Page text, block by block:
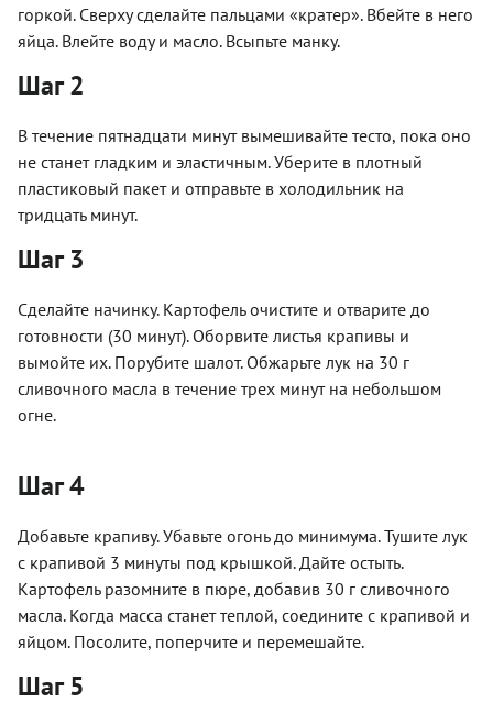
горкой. Сверху сделайте пальцами «кратер». Вбейте в него
яйца. Влейте воду и масло. Всыпьте манку.
Шаг 2
В течение пятнадцати минут вымешивайте тесто, пока оно
не станет гладким и эластичным. Уберите в плотный
пластиковый пакет и отправьте в холодильник на
тридцать минут.
Шаг 3
Сделайте начинку. Картофель очистите и отварите до
готовности (30 минут). Оборвите листья крапивы и
вымойте их. Порубите шалот. Обжарьте лук на 30 г
сливочного масла в течение трех минут на небольшом
огне.
Шаг 4
Добавьте крапиву. Убавьте огонь до минимума. Тушите лук
с крапивой 3 минуты под крышкой. Дайте остыть.
Картофель разомните в пюре, добавив 30 г сливочного
масла. Когда масса станет теплой, соедините с крапивой и
яйцом. Посолите, поперчите и перемешайте.
Шаг 5